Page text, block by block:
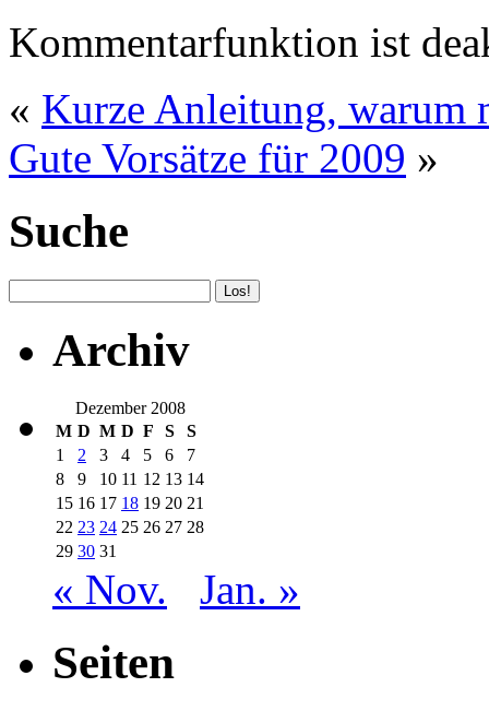
Kommentarfunktion ist
« Kurze Anleitung, warum
Gute Vorsätze für 2009 »
Suche
Archiv
Dezember 2008
M D M D F S
S
1
2 3 4 5 6
7
8
9 10 11 12 13 14
15 16 17 18 19 20 21
22 23 24 25 26 27 28
29 30 31
« Nov. Jan. »
Seiten